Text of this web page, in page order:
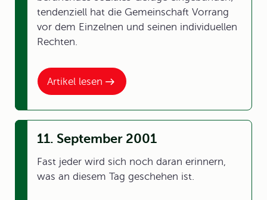
Artikel lesen
tendenziell hat die Gemeinschaft Vorrang
vor dem Einzelnen und seinen individuellen
Rechten.
11. September 2001
Fast jeder wird sich noch daran erinnern,
was an diesem Tag geschehen ist.